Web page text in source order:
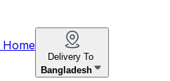
Home
Delivery To
Bangladesh